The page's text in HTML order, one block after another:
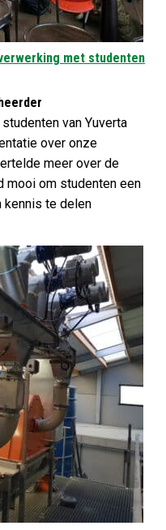
met studenten
van Yuverta
over onze
meer over de
mooi om studenten een
kennis te delen